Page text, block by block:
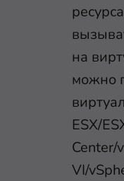
на
можно
ESX/
Center/
VI/